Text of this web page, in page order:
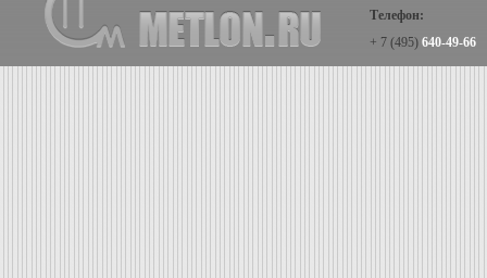
Телефон:
+ 7 (495) 640-49-66